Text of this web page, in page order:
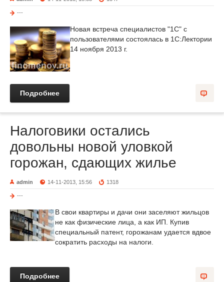
---
Новая встреча специалистов "1С" с
пользователями состоялась в 1С:Лектории
14 ноября 2013 г.
Подробнее
Налоговики остались
довольны новой уловкой
горожан, сдающих жилье
admin 14-11-2013, 15:56 1318
---
В cвои квартиры и дачи они заселяют жильцов
не как физические лица, а как ИП. Купив
специальный патент, горожанам удается вдвое
сократить расходы на налоги.
Подробнее